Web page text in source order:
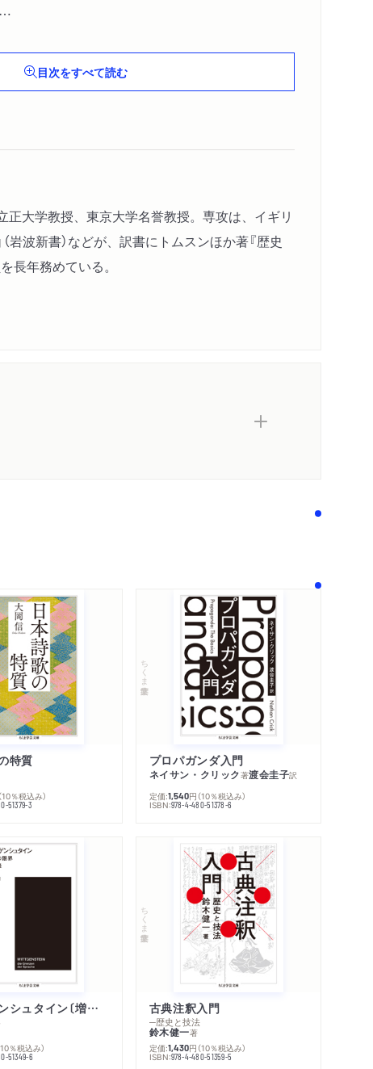
揆の世界
の世界の噴出
目次をすべて読む
大学教授、東京大学名誉教授。専攻は、イギリ
岩波新書）などが、訳書にトムスンほか著『歴史
長年務めている。
特質
（10％税込み）
51379-3
ちくま学芸文庫
プロパガンダ入門
ネイサン・クリック著渡会圭子訳
定価:1,540円 （10％税込み）
ISBN:978-4-480-51378-6
ウィトゲンシュタイン〔増補新版〕
10％税込み）
51349-6
ちくま学芸文庫
古典注釈入門
─歴史と技法
鈴木健一著
定価:1,430円 （10％税込み）
ISBN:978-4-480-51359-5